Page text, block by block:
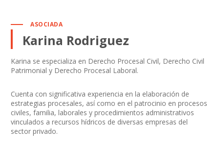
ASOCIADA
Karina Rodriguez
Karina se especializa en Derecho Procesal Civil, Derecho Civil
Patrimonial y Derecho Procesal Laboral.
Cuenta con significativa experiencia en la elaboración de
estrategias procesales, así como en el patrocinio en procesos
civiles, familia, laborales y procedimientos administrativos
vinculados a recursos hídricos de diversas empresas del
sector privado.